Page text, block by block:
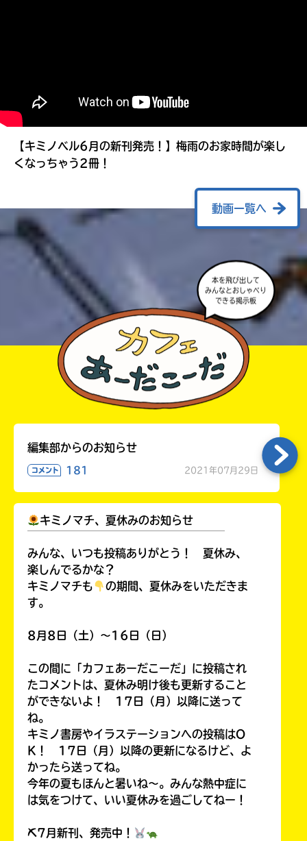
【キミノベル6月の新刊発売！】梅雨のお家時間が楽し
くなっちゃう2冊！
動画一覧へ
本を飛び出して
みんなとおしゃべり
編集部からのお知らせ
コメント 181 2021年07月29日
キミノマチ、夏休みのお知らせ
みんな、いつも投稿ありがとう！ 夏休み、
楽しんでるかな？
キミノマチも
の期間、夏休みをいただきま
す。
8月8日（土）～16日（日）
この間に「カフェあーだこーだ」に投稿され
たコメントは、夏休み明け後も更新すること
ができないよ！ 17日（月）以降に送って
ね。
キミノ書房やイラステーションへの投稿はO
K！ 17日（月）以降の更新になるけど、よ
かったら送ってね。
今年の夏もほんと暑いね～。みんな熱中症に
は気をつけて、いい夏休みを過ごしてねー！
⛏7月新刊、発売中！